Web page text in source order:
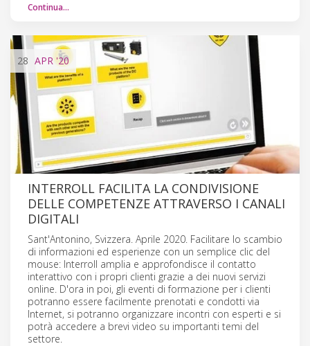
Continua…
28 APR'20
INTERROLL FACILITA LA CONDIVISIONE
DELLE COMPETENZE ATTRAVERSO I CANALI
DIGITALI
Sant'Antonino, Svizzera. Aprile 2020. Facilitare lo scambio
di informazioni ed esperienze con un semplice clic del
mouse: Interroll amplia e approfondisce il contatto
interattivo con i propri clienti grazie a dei nuovi servizi
online. D'ora in poi, gli eventi di formazione per i clienti
potranno essere facilmente prenotati e condotti via
Internet, si potranno organizzare incontri con esperti e si
potrà accedere a brevi video su importanti temi del
settore.